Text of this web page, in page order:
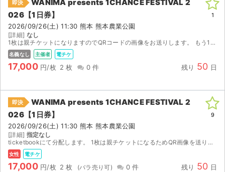
即決
WANIMA presents 1CHANCE FESTIVAL 2
026【1日券】
2026/09/26(土) 11:30 熊本 熊本農業公園
[詳細] なし
1枚は親チケットになりますのでQRコードの画像をお送りします。 もう1枚はメールで分配させていただきます。 公演中止以外（出演者変更、本人確認等）の返金はいたしかねますのでご了承ください。 公演...
名義なし 主催者 電チケ
17,000 円/枚 2 枚 0 件 残り 50 日
1
即決
WANIMA presents 1CHANCE FESTIVAL 2
026【1日券】
2026/09/26(土) 11:30 熊本 熊本農業公園
[詳細] 指定なし
ticketbookにて分配します。 1枚は親チケットになるためQR画像を送ります。
女性 電チケ
17,000 円/枚 2 枚 0 件 残り 50 日
9